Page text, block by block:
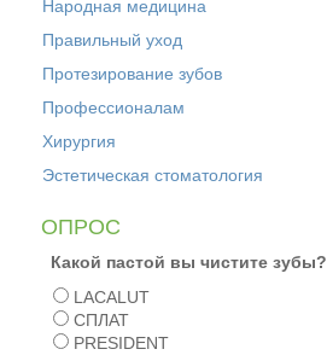
Народная медицина
Правильный уход
Протезирование зубов
Профессионалам
Хирургия
Эстетическая стоматология
ОПРОС
Какой пастой вы чистите зубы?
LACALUT
СПЛАТ
PRESIDENT